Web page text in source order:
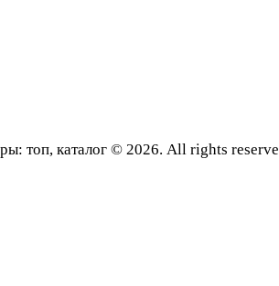
топ, каталог © 2026. All rights